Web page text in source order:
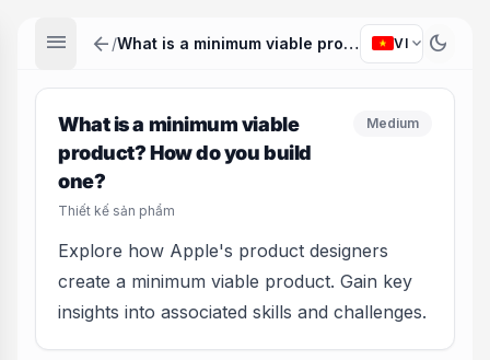
menu arrow_back / What is a minimum viable product? How do you build one? VI expand_more dark_mode
What is a minimum viable
product? How do you build
one?
Thiết kế sản phẩm
Medium
Explore how Apple's product designers
create a minimum viable product. Gain key
insights into associated skills and challenges.